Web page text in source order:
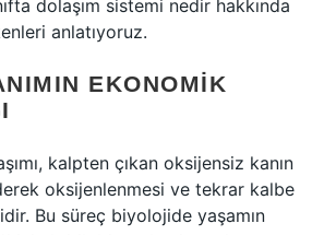
dolaşım sistemi nedir hakkında
anlatıyoruz.
EKONOMIK
kalpten çıkan oksijensiz kanın
oksijenlenmesi ve tekrar kalbe
Bu süreç biyolojide yaşamın